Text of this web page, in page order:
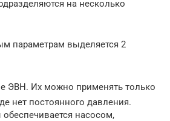
на несколько
параметрам выделяется 2
ЭВН. Их можно применять только
нет постоянного давления.
насосом,